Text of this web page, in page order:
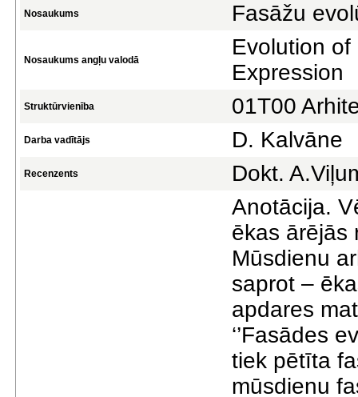
Nosaukums Fasāžu
Nosaukums angļu valodā
Evolution
Expression
Struktūrvienība 01T00
Darba vadītājs D. Kalvāne
Recenzents Dokt.
Anotācija.
ēkas ārējās
Mūsdienu
saprot –
apdares
‘’Fasādes
tiek pētīta
mūsdienu